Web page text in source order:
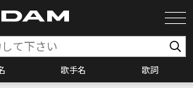
歌手名 歌詞